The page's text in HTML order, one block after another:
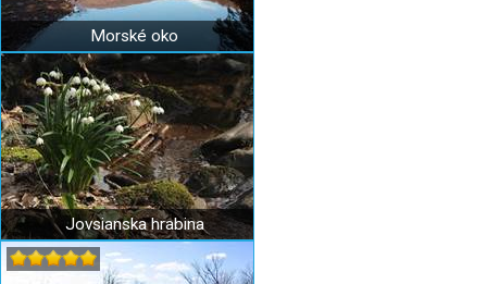
Morské oko
Jovsianska hrabina